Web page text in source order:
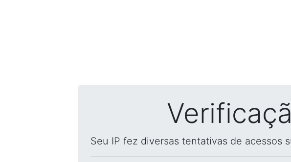
Seu IP fez diversas tentativas de acessos